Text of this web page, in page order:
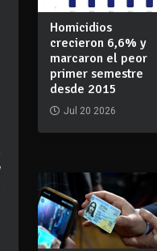
Homicidios
crecieron 6,6% y
marcaron el peor
primer semestre
desde 2015
Jul 20 2026